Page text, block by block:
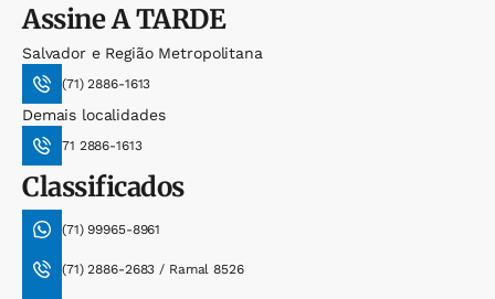
AssineA TARDE
Salvador e Região Metropolitana
(71) 2886-1613
Demais localidades
71 2886-1613
Classificados
(71) 99965-8961
(71) 2886-2683 / Ramal 8526